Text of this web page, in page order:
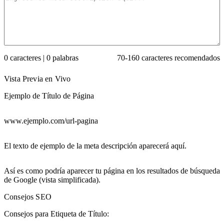
0 caracteres | 0 palabras 70-160 caracteres recomendados
Vista Previa en Vivo
Ejemplo de Título de Página
www.ejemplo.com/url-pagina
El texto de ejemplo de la meta descripción aparecerá aquí.
Así es como podría aparecer tu página en los resultados de búsqueda
de Google (vista simplificada).
Consejos SEO
Consejos para Etiqueta de Título: